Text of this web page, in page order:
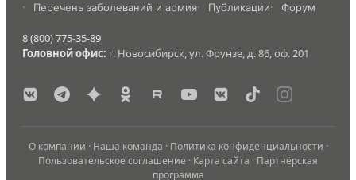
Перечень заболеваний и армия
Публикации Форум
8 (800) 775-35-89
Головной офис: г. Новосибирск, ул. Фрунзе, д. 86, оф. 201
О компании · Наша команда · Политика конфиденциальности ·
Пользовательское соглашение · Карта сайта · Партнёрская
программа